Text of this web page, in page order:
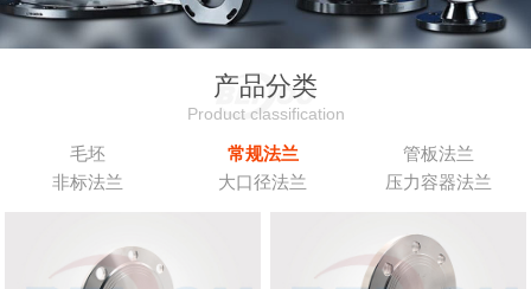
产品分类
Product classification
毛坯 常规法兰
管板法兰
非标法兰
大口径法兰 压力容器法兰